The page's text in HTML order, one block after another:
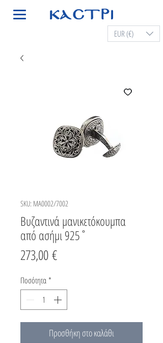
EUR (€)
SKU: MA0002/7002
Βυζαντινά μανικετόκουμπα
από ασήμι 925˚
273,00 €Τιμή
Ποσότητα *
Προσθήκη στο καλάθι